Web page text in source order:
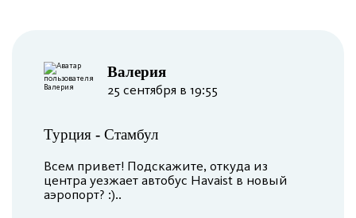
Валерия
25 сентября в 19:55
Турция - Стамбул
Всем привет! Подскажите, откуда из
центра уезжает автобус Havaist в новый
аэропорт? :)..